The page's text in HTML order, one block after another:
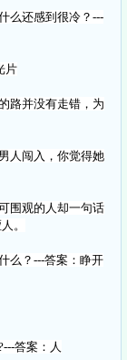
么还感到很冷？---
片
路并没有走错，为
人闯入，你觉得她
围观的人却一句话
。
么？---答案：睁开
答案：人